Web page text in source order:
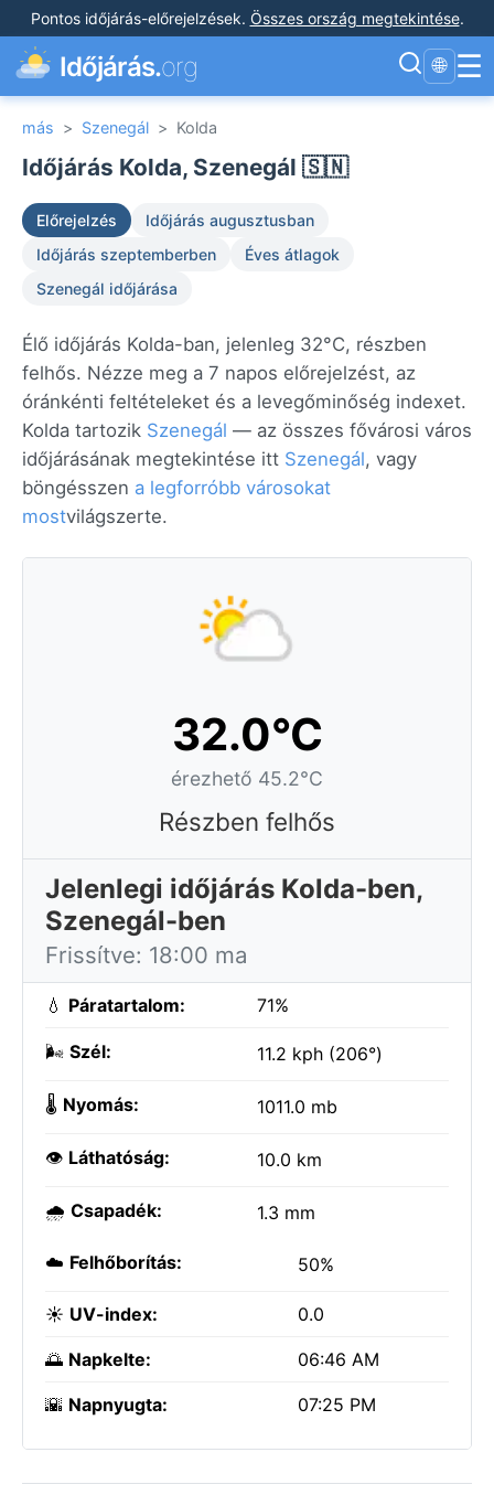
Pontos időjárás-előrejelzések. Összes ország megtekintése.
Időjárás.org 🌐 ☰
más > Szenegál > Kolda
Időjárás Kolda, Szenegál 🇸🇳
Előrejelzés
Időjárás augusztusban
Időjárás szeptemberben
Éves átlagok
Szenegál időjárása
Élő időjárás Kolda-ban, jelenleg 32°C, részben
felhős. Nézze meg a 7 napos előrejelzést, az
óránkénti feltételeket és a levegőminőség indexet.
Kolda tartozik Szenegál — az összes fővárosi város
időjárásának megtekintése itt Szenegál, vagy
böngésszen a legforróbb városokat
mostvilágszerte.
32.0°C
érezhető 45.2°C
Részben felhős
Jelenlegi időjárás Kolda-ben,
Szenegál-ben
Frissítve: 18:00 ma
💧 Páratartalom: 71%
🌬️ Szél: 11.2 kph (206°)
🌡️ Nyomás: 1011.0 mb
👁️ Láthatóság: 10.0 km
🌧️ Csapadék: 1.3 mm
☁️ Felhőborítás: 50%
☀️ UV-index: 0.0
🌅 Napkelte: 06:46 AM
🌇 Napnyugta: 07:25 PM